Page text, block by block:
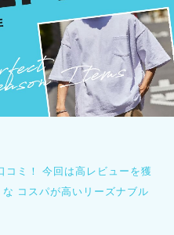
ミ！
今回は高レビューを獲
コスパが高いリーズナブル